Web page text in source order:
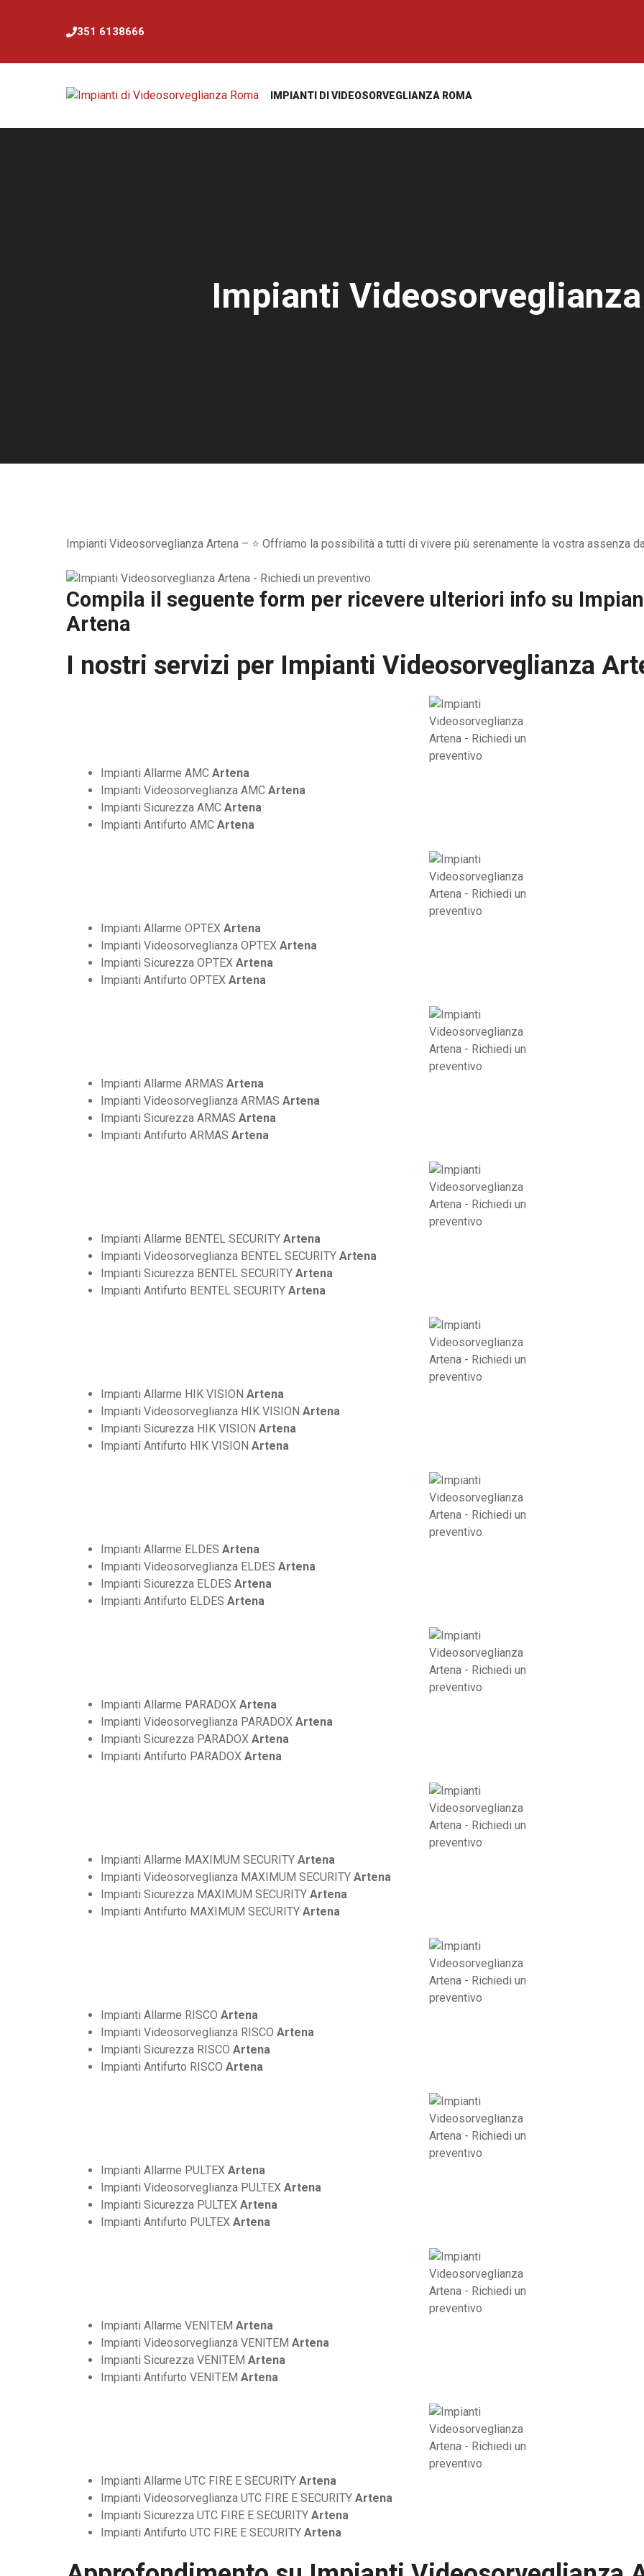
351 6138666
IMPIANTI DI VIDEOSORVEGLIANZA ROMA
Impianti
Impianti Videosorveglianza Artena – ⭐ Offriamo la possibilità a tutti di vivere più serenamente la vostra assenza
Compila il seguente form per ricevere ulteriori info su
Artena
I nostri servizi per Impianti Videosorveglianza
Impianti Allarme AMC Artena
Impianti Videosorveglianza AMC Artena
Impianti Sicurezza AMC Artena
Impianti Antifurto AMC Artena
Impianti Allarme OPTEX Artena
Impianti Videosorveglianza OPTEX Artena
Impianti Sicurezza OPTEX Artena
Impianti Antifurto OPTEX Artena
Impianti Allarme ARMAS Artena
Impianti Videosorveglianza ARMAS Artena
Impianti Sicurezza ARMAS Artena
Impianti Antifurto ARMAS Artena
Impianti Allarme BENTEL SECURITY Artena
Impianti Videosorveglianza BENTEL SECURITY Artena
Impianti Sicurezza BENTEL SECURITY Artena
Impianti Antifurto BENTEL SECURITY Artena
Impianti Allarme HIK VISION Artena
Impianti Videosorveglianza HIK VISION Artena
Impianti Sicurezza HIK VISION Artena
Impianti Antifurto HIK VISION Artena
Impianti Allarme ELDES Artena
Impianti Videosorveglianza ELDES Artena
Impianti Sicurezza ELDES Artena
Impianti Antifurto ELDES Artena
Impianti Allarme PARADOX Artena
Impianti Videosorveglianza PARADOX Artena
Impianti Sicurezza PARADOX Artena
Impianti Antifurto PARADOX Artena
Impianti Allarme MAXIMUM SECURITY Artena
Impianti Videosorveglianza MAXIMUM SECURITY Artena
Impianti Sicurezza MAXIMUM SECURITY Artena
Impianti Antifurto MAXIMUM SECURITY Artena
Impianti Allarme RISCO Artena
Impianti Videosorveglianza RISCO Artena
Impianti Sicurezza RISCO Artena
Impianti Antifurto RISCO Artena
Impianti Allarme PULTEX Artena
Impianti Videosorveglianza PULTEX Artena
Impianti Sicurezza PULTEX Artena
Impianti Antifurto PULTEX Artena
Impianti Allarme VENITEM Artena
Impianti Videosorveglianza VENITEM Artena
Impianti Sicurezza VENITEM Artena
Impianti Antifurto VENITEM Artena
Impianti Allarme UTC FIRE E SECURITY Artena
Impianti Videosorveglianza UTC FIRE E SECURITY Artena
Impianti Sicurezza UTC FIRE E SECURITY Artena
Impianti Antifurto UTC FIRE E SECURITY Artena